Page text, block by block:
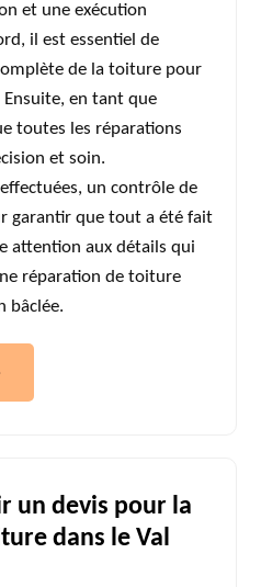
et une exécution
il est essentiel de
de la toiture pour
en tant que
toutes les réparations
et soin.
un contrôle de
garantir que tout a été fait
attention aux détails qui
réparation de toiture
bâclée.
un devis pour la
dans le Val